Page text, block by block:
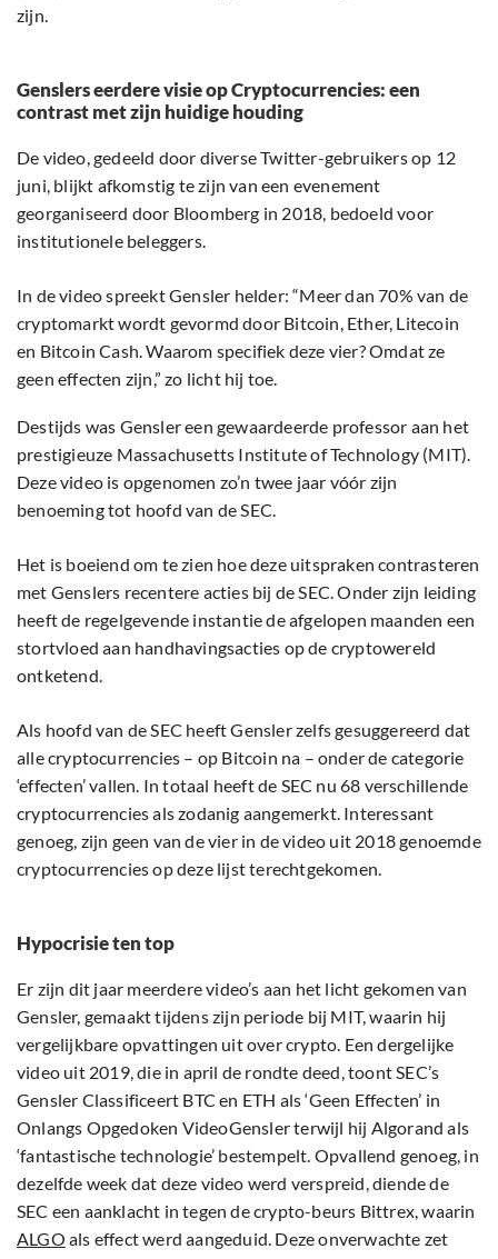
zijn.
Genslers eerdere visie op Cryptocurrencies: een
contrast met zijn huidige houding
De video, gedeeld door diverse Twitter-gebruikers op 12
juni, blijkt afkomstig te zijn van een evenement
georganiseerd door Bloomberg in 2018, bedoeld voor
institutionele beleggers.
In de video spreekt Gensler helder: “Meer dan 70% van de
cryptomarkt wordt gevormd door Bitcoin, Ether, Litecoin
en Bitcoin Cash. Waarom specifiek deze vier? Omdat ze
geen effecten zijn,” zo licht hij toe.
Destijds was Gensler een gewaardeerde professor aan het
prestigieuze Massachusetts Institute of Technology (MIT).
Deze video is opgenomen zo’n twee jaar vóór zijn
benoeming tot hoofd van de SEC.
Het is boeiend om te zien hoe deze uitspraken contrasteren
met Genslers recentere acties bij de SEC. Onder zijn leiding
heeft de regelgevende instantie de afgelopen maanden een
stortvloed aan handhavingsacties op de cryptowereld
ontketend.
Als hoofd van de SEC heeft Gensler zelfs gesuggereerd dat
alle cryptocurrencies – op Bitcoin na – onder de categorie
‘effecten’ vallen. In totaal heeft de SEC nu 68 verschillende
cryptocurrencies als zodanig aangemerkt. Interessant
genoeg, zijn geen van de vier in de video uit 2018 genoemde
cryptocurrencies op deze lijst terechtgekomen.
Hypocrisie ten top
Er zijn dit jaar meerdere video’s aan het licht gekomen van
Gensler, gemaakt tijdens zijn periode bij MIT, waarin hij
vergelijkbare opvattingen uit over crypto. Een dergelijke
video uit 2019, die in april de rondte deed, toont SEC’s
Gensler Classificeert BTC en ETH als ‘Geen Effecten’ in
Onlangs Opgedoken VideoGensler terwijl hij Algorand als
‘fantastische technologie’ bestempelt. Opvallend genoeg, in
dezelfde week dat deze video werd verspreid, diende de
SEC een aanklacht in tegen de crypto-beurs Bittrex, waarin
ALGO als effect werd aangeduid. Deze onverwachte zet